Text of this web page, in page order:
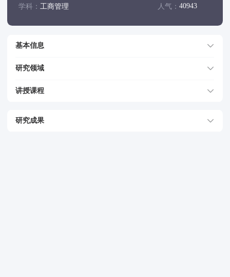
学科： 工商管理 人气：40943
基本信息
研究领域
讲授课程
研究成果